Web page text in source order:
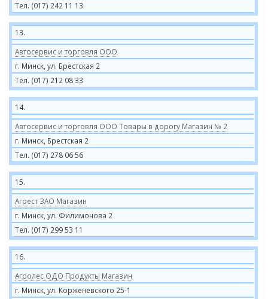
Тел. (017) 242 11 13
13.
Автосервис и торговля ООО
г. Минск, ул. Брестская 2
Тел. (017) 212 08 33
14.
Автосервис и торговля ООО Товары в дорогу Магазин № 2
г. Минск, Брестская 2
Тел. (017) 278 06 56
15.
Агрест ЗАО Магазин
г. Минск, ул. Филимонова 2
Тел. (017) 299 53 11
16.
Агролес ОДО Продукты Магазин
г. Минск, ул. Корженевского 25-1